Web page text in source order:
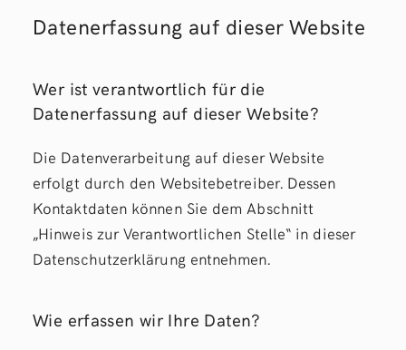
Datenerfassung auf dieser Website
Wer ist verantwortlich für die
Datenerfassung auf dieser Website?
Die Datenverarbeitung auf dieser Website
erfolgt durch den Websitebetreiber. Dessen
Kontaktdaten können Sie dem Abschnitt
„Hinweis zur Verantwortlichen Stelle“ in dieser
Datenschutzerklärung entnehmen.
Wie erfassen wir Ihre Daten?